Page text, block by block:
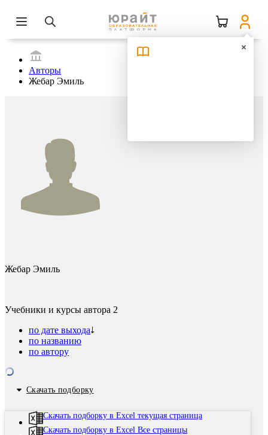
Авторы
Жебар Эмиль
Жебар Эмиль
Учебники и курсы автора 2
по дате выхода
по названию
по автору
Скачать подборку
Скачать подборку в Excel текущая страница
Скачать подборку в Excel Все страницы